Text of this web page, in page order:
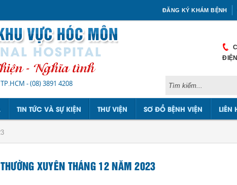
ĐĂNG KÝ KHÁM BỆNH
-(08) 3891 4208
TIN TỨC VÀ SỰ KIỆN THƯ VIỆN SƠ ĐỒ BỆNH VIỆN LIÊN
XUYÊN THÁNG 12 NĂM 2023